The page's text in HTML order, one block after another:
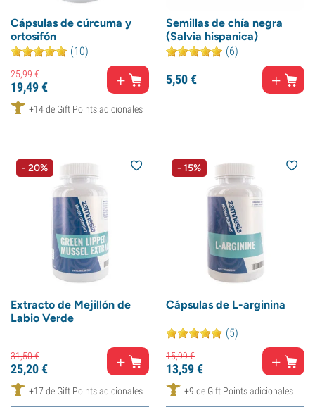
Cápsulas de cúrcuma y
ortosifón
(10)
25,99€
19,49€
+14 de Gift Points adicionales
Semillas de chía negra
(Salvia hispanica)
(6)
5,50€
- 20%
Extracto de Mejillón de
Labio Verde
31,50€
25,20€
+17 de Gift Points adicionales
- 15%
Cápsulas de L-arginina
(5)
15,99€
13,59€
+9 de Gift Points adicionales